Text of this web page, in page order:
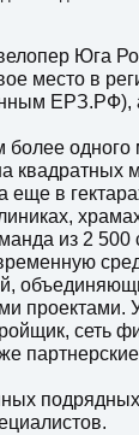
Юга
место в
ЕРЗ.РФ),
квадратных
еще в
из 2 500
проектами.
сеть
подрядных